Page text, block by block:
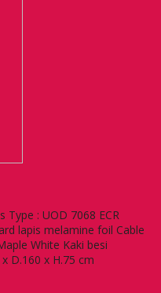
: UOD 7068 ECR
lapis melamine foil Cable
White Kaki besi
D.160 x H.75 cm